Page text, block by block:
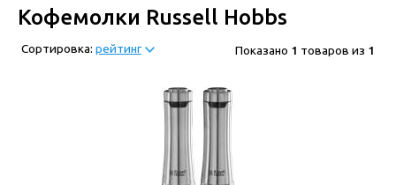
Кофемолки Russell Hobbs
Сортировка: рейтинг Показано 1 товаров из 1